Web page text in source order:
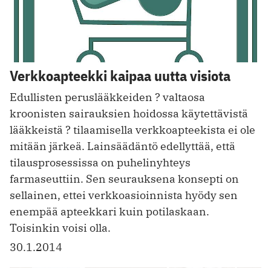
Verkkoapteekki kaipaa uutta visiota
Edullisten peruslääkkeiden ? valtaosa
kroonisten sairauksien hoidossa käytettävistä
lääkkeistä ? tilaamisella verkkoapteekista ei ole
mitään järkeä. Lainsäädäntö edellyttää, että
tilausprosessissa on puhelinyhteys
farmaseuttiin. Sen seurauksena konsepti on
sellainen, ettei verkkoasioinnista hyödy sen
enempää apteekkari kuin potilaskaan.
Toisinkin voisi olla.
30.1.2014